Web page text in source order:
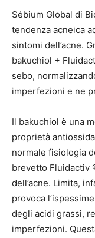
Sébium Global di
tendenza acneica
sintomi dell’acne.
bakuchiol +
sebo,
imperfezioni e ne
Il bakuchiol è una
proprietà
normale fisiologia
brevetto Fluidactiv
dell’acne. Limita,
provoca
degli acidi grassi,
imperfezioni.